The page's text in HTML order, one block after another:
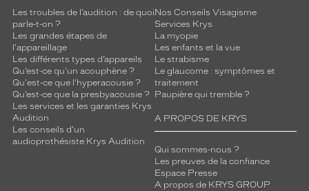
Les troubles de l’audition : de quoi
parle-t-on ?
Les grandes étapes de
l'appareillage
Les différents types d’appareils
Qu’est-ce qu'un acouphène ?
Qu'est-ce que l'hyperacousie ?
Qu’est-ce que la presbyacousie ?
Les services et les garanties Krys
Audition
Les conseils d'un
audioprothésiste Krys Audition
Nos Conseils Visagisme
Services Krys
La myopie
Les enfants et la vue
Le strabisme
Le glaucome : symptômes et
traitement
Paupière qui tremble ?
A PROPOS DE KRYS
Qui sommes-nous ?
Les preuves de la confiance
Espace Presse
A propos de KRYS GROUP